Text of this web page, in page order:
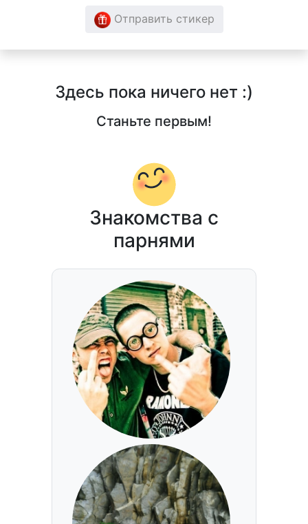
Отправить стикер
Здесь пока ничего нет :)
Станьте первым!
Знакомства с
парнями